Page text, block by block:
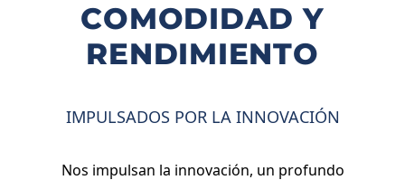
COMODIDAD Y
RENDIMIENTO
IMPULSADOS POR LA INNOVACIÓN
Nos impulsan la innovación, un profundo